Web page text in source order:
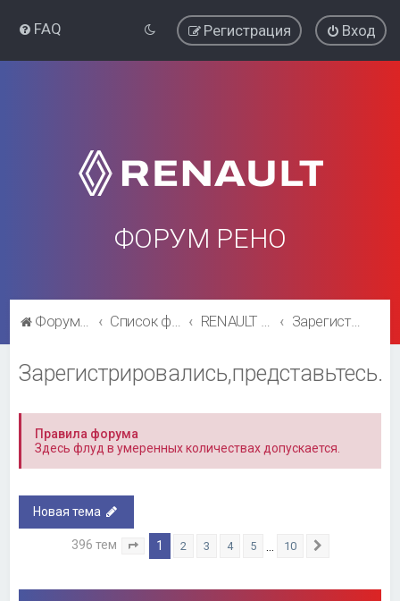
FAQ Вход
Регистрация
ФОРУМ РЕНО
Форум Рено Список форумов RENAULT SYMBOL CLUB Зарегистрировались,представьтесь.
Зарегистрировались,представьтесь.
Правила форума
Здесь флуд в умеренных количествах допускается.
Новая тема
396 тем Страница из 10
1 2 3 4 5 10